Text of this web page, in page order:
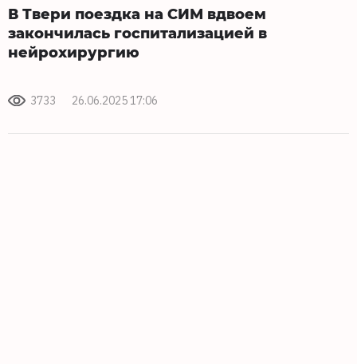
В Твери поездка на СИМ вдвоем
закончилась госпитализацией в
нейрохирургию
3733 26.06.2025 17:06